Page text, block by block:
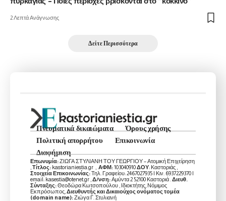
2 Λεπτά Ανάγνωσης
Δείτε Περισσότερα
Πνευματικά δικαιώματα
Όρους χρήσης
Πολιτική απορρήτου
Επικοινωνία
Διαφήμιση
Επωνυμία:ΖΙΩΓΑ ΣΤΥΛΙΑΝΗ ΤΟΥ ΓΕΩΡΓΙΟΥ – Ατομική Επιχείρηση
Τίτλος: kastorianiestia.gr , ΑΦΜ:103040910ΔΟΥ: Καστοριάς ,
Στοιχεία Επικοινωνίας:Τηλ. Γραφείου: 2467027935 | Κιν. 6937229370 |
email: kasestia@otenet.gr , Δ/νση:Αμύντα 2 52100 Καστοριά . Διευθ.
Σύνταξης:Θεοδώρα Κωτσοπούλου , Ιδιοκτήτης, Νόμιμος
Εκπρόσωπος, Διευθυντής και Δικαιούχος ονόματος τομέα
(domain name):Ζιώγα Γ. Στυλιανή